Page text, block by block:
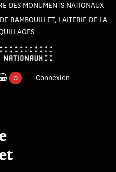
DES MONUMENTS NATIONAUX
RAMBOUILLET, LAITERIE DE LA
0
Connexion